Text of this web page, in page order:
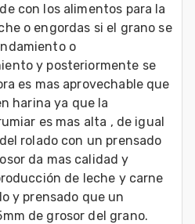
con los alimentos para la
o engordas si el grano se
o
y posteriormente se
es mas aprovechable que
harina ya que la
es mas alta , de igual
rolado con un prensado
da mas calidad y
de leche y carne
y prensado que un
de grosor del grano.